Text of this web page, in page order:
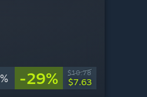
-29% $10.78
$7.63